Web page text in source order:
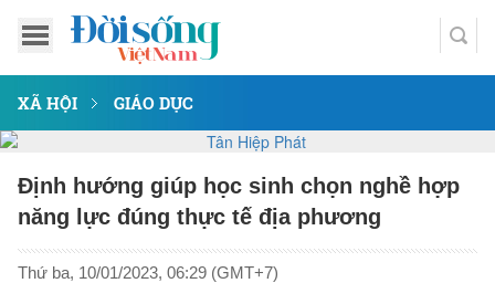
XÃ HỘI GIÁO DỤC
Định hướng giúp học sinh chọn nghề hợp
năng lực đúng thực tế địa phương
Thứ ba, 10/01/2023, 06:29 (GMT+7)